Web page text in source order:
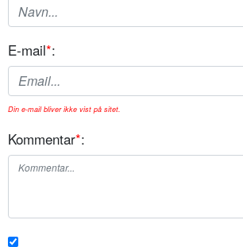
E-mail*:
Din e-mail bliver ikke vist på sitet.
Kommentar*: